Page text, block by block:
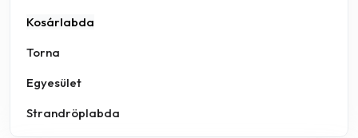
Kosárlabda
Torna
Egyesület
Strandröplabda